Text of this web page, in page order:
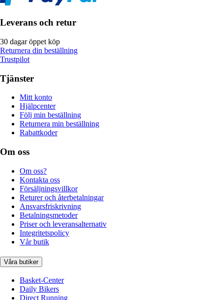
Leverans och retur
30 dagar öppet köp
Returnera din beställning
Trustpilot
Tjänster
Mitt konto
Hjälpcenter
Följ min beställning
Returnera min beställning
Rabattkoder
Om oss
Om oss?
Kontakta oss
Försäljningsvillkor
Returer och återbetalningar
Ansvarsfriskrivning
Betalningsmetoder
Priser och leveransalternativ
Integritetspolicy
Vår butik
Våra butiker
Basket-Center
Daily Bikers
Direct Running